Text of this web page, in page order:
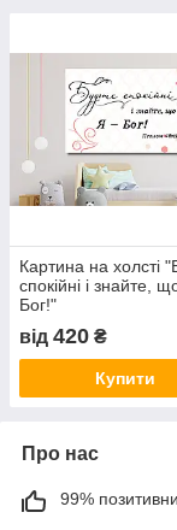
Картина на холсті
спокійні і знайте,
Бог!"
від 420 ₴
Купити
Про нас
99%